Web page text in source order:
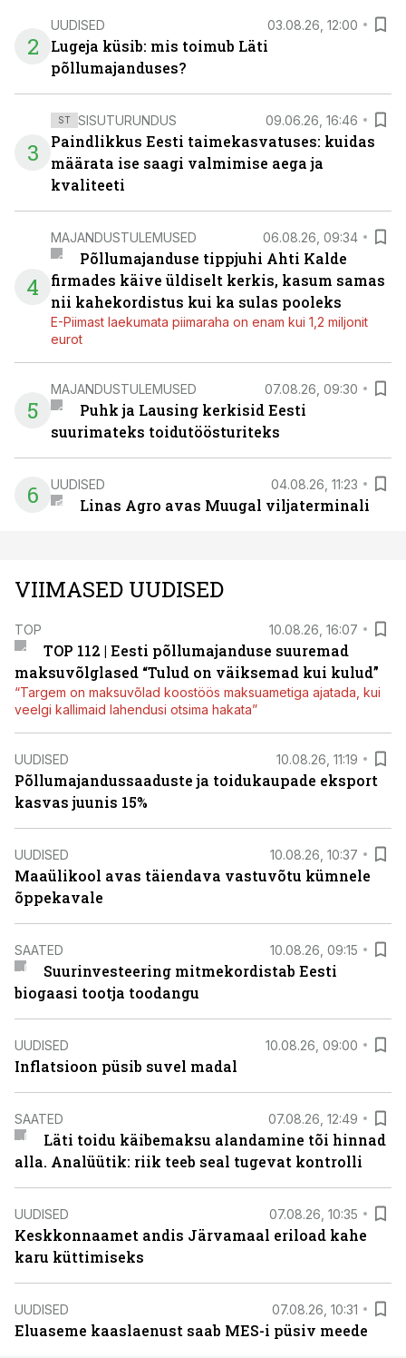
2
UUDISED 03.08.26, 12:00
Lugeja küsib: mis toimub Läti
põllumajanduses?
3
ST SISUTURUNDUS 09.06.26, 16:46
Paindlikkus Eesti taimekasvatuses: kuidas
määrata ise saagi valmimise aega ja
kvaliteeti
4
MAJANDUSTULEMUSED 06.08.26, 09:34
Põllumajanduse tippjuhi Ahti Kalde
firmades käive üldiselt kerkis, kasum samas
nii kahekordistus kui ka sulas pooleks
E-Piimast laekumata piimaraha on enam kui 1,2 miljonit
eurot
5
MAJANDUSTULEMUSED 07.08.26, 09:30
Puhk ja Lausing kerkisid Eesti
suurimateks toidutöösturiteks
6 UUDISED 04.08.26, 11:23
Linas Agro avas Muugal viljaterminali
VIIMASED UUDISED
TOP 10.08.26, 16:07
TOP 112 | Eesti põllumajanduse suuremad
maksuvõlglased “Tulud on väiksemad kui kulud”
“Targem on maksuvõlad koostöös maksuametiga ajatada, kui
veelgi kallimaid lahendusi otsima hakata”
UUDISED 10.08.26, 11:19
Põllumajandussaaduste ja toidukaupade eksport
kasvas juunis 15%
UUDISED 10.08.26, 10:37
Maaülikool avas täiendava vastuvõtu kümnele
õppekavale
SAATED 10.08.26, 09:15
Suurinvesteering mitmekordistab Eesti
biogaasi tootja toodangu
UUDISED 10.08.26, 09:00
Inflatsioon püsib suvel madal
SAATED 07.08.26, 12:49
Läti toidu käibemaksu alandamine tõi hinnad
alla. Analüütik: riik teeb seal tugevat kontrolli
UUDISED 07.08.26, 10:35
Keskkonnaamet andis Järvamaal eriload kahe
karu küttimiseks
UUDISED 07.08.26, 10:31
Eluaseme kaaslaenust saab MES-i püsiv meede